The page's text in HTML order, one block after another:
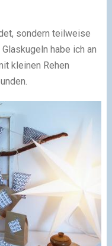
sondern teilweise
habe ich an
kleinen Rehen